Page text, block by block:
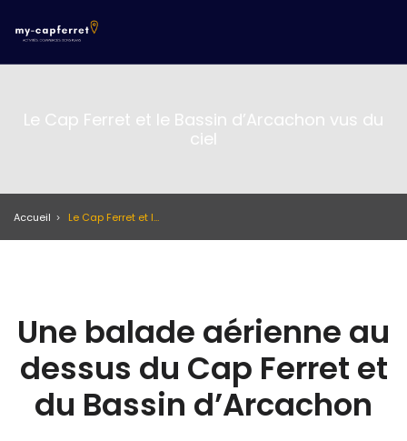
Le Cap Ferret et le Bassin d’Arcachon vus du
ciel
Accueil Le Cap Ferret et le Bassin d’Arcachon vus du ciel
Une balade aérienne au
dessus du Cap Ferret et
du Bassin d’Arcachon